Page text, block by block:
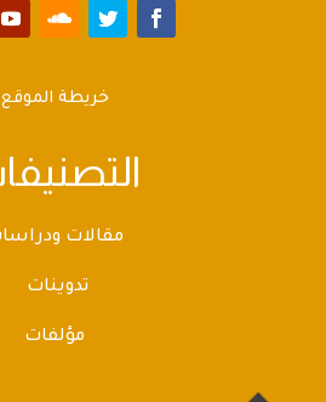
خريطة الموقع
مقالات
تدوينات
مؤلفات